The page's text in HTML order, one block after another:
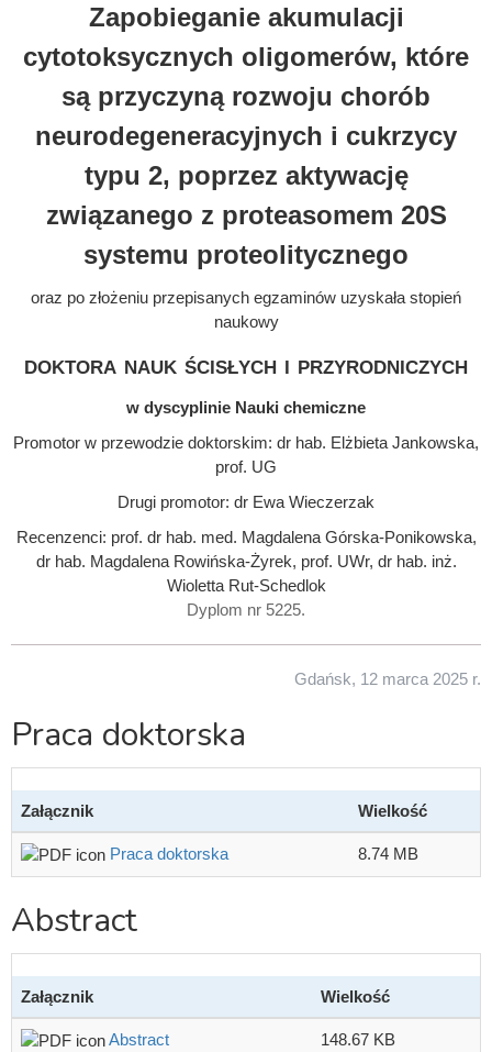
Zapobieganie akumulacji
cytotoksycznych oligomerów, które
są przyczyną rozwoju chorób
neurodegeneracyjnych i cukrzycy
typu 2, poprzez aktywację
związanego z proteasomem 20S
systemu proteolitycznego
oraz po złożeniu przepisanych egzaminów uzyskała stopień
naukowy
doktora nauk ścisłych i przyrodniczych
w dyscyplinie Nauki chemiczne
Promotor w przewodzie doktorskim: dr hab. Elżbieta Jankowska,
prof. UG
Drugi promotor: dr Ewa Wieczerzak
Recenzenci: prof. dr hab. med. Magdalena Górska-Ponikowska,
dr hab. Magdalena Rowińska-Żyrek, prof. UWr, dr hab. inż.
Wioletta Rut-Schedlok
Dyplom nr 5225.
Gdańsk, 12 marca 2025 r.
Praca doktorska
Załącznik Wielkość
Praca doktorska 8.74 MB
Abstract
Załącznik Wielkość
Abstract 148.67 KB